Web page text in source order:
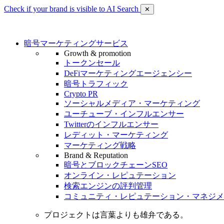
Check if your brand is visible to AI Search ✕
暗号マーケティングサービス
Growth & promotion
トークンセール
DeFiマーケティングエージェンシー
暗号トラフィック
Crypto PR
ソーシャルメディア・マーケティング
ユーチューブ・インフルエンサー
Twitterのインフルエンサー
レディット・マーケティング
マーケティング戦略
Brand & Reputation
暗号とブロックチェーンSEO
オンライン・レピュテーション
検索エンジンの評判管理
コミュニティ・レピュテーション・マネジ
プロジェクトは言葉よりも雄弁である。